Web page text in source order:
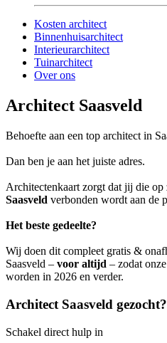
Kosten architect
Binnenhuisarchitect
Interieurarchitect
Tuinarchitect
Over ons
Architect Saasveld
Behoefte aan een top architect in
Dan ben je aan het juiste adres.
Architectenkaart zorgt dat jij die op
Saasveld verbonden wordt aan de
Het beste gedeelte?
Wij doen dit compleet gratis &
Saasveld – voor altijd – zodat
worden in 2026 en verder.
Architect Saasveld gezocht?
Schakel direct hulp in